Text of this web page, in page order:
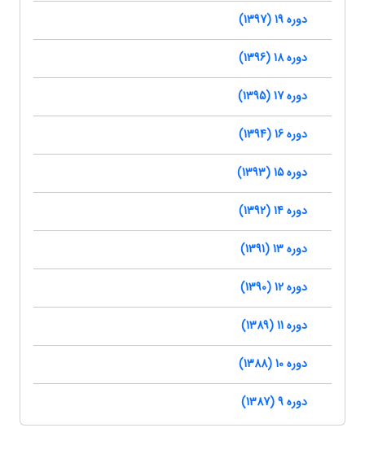
دوره 19 (1397)
دوره 18 (1396)
دوره 17 (1395)
دوره 16 (1394)
دوره 15 (1393)
دوره 14 (1392)
دوره 13 (1391)
دوره 12 (1390)
دوره 11 (1389)
دوره 10 (1388)
دوره 9 (1387)